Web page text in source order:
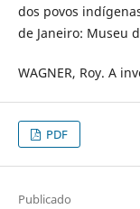
dos povos
de Janeiro: Museu
WAGNER, Roy. A
PDF
Publicado